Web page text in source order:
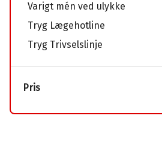
Varigt mén ved ulykke
Tryg Lægehotline
Tryg Trivselslinje
Pris